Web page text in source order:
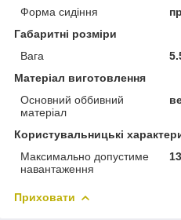
Форма сидіння
Габаритні розміри
Вага
Матеріал виготовлення
Основний оббивний
матеріал
Користувальницькі
Максимально допустиме
навантаження
Приховати